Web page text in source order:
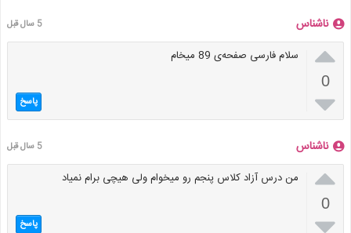
ناشناس 5 سال قبل

0

سلام فارسی صفحه‌ی 89 میخام
پاسخ
ناشناس 5 سال قبل

0
من درس آزاد کلاس پنجم رو میخوام ولی هیچی برام نمیاد
پاسخ